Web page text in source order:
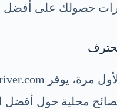
حصولك على أفضل
محلية حول أفضل